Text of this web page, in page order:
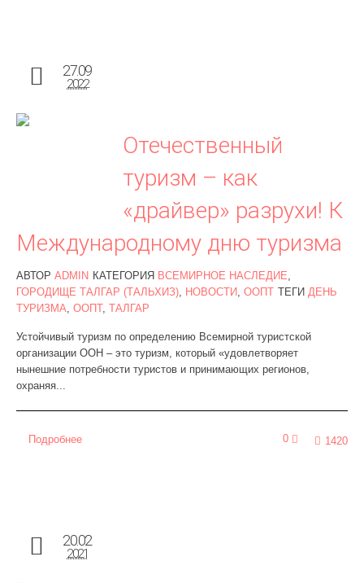
27.09
2022
Отечественный
туризм – как
«драйвер» разрухи! К
Международному дню туризма
АВТОР ADMIN КАТЕГОРИЯ ВСЕМИРНОЕ НАСЛЕДИЕ,
ГОРОДИЩЕ ТАЛГАР (ТАЛЬХИЗ), НОВОСТИ, ООПТ ТЕГИ ДЕНЬ
ТУРИЗМА, ООПТ, ТАЛГАР
Устойчивый туризм по определению Всемирной туристской
организации ООН – это туризм, который «удовлетворяет
нынешние потребности туристов и принимающих регионов,
охраняя...
0 1420
Подробнее
20.02
2021